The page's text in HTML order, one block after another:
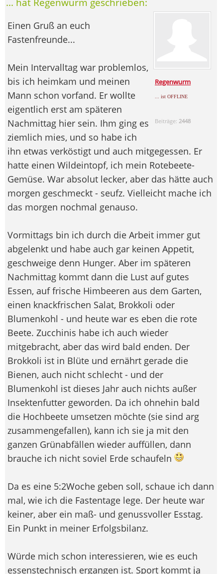
Regenwurm
... ist OFFLINE
Beiträge: 2448
Einen Gruß an euch
Fastenfreunde...
Mein Intervalltag war problemlos,
bis ich heimkam und meinen
Mann schon vorfand. Er wollte
eigentlich erst am späteren
Nachmittag hier sein. Ihm ging es
ziemlich mies, und so habe ich
ihn etwas verköstigt und auch mitgegessen. Er
hatte einen Wildeintopf, ich mein Rotebeete-
Gemüse. War absolut lecker, aber das hätte auch
morgen geschmeckt - seufz. Vielleicht mache ich
das morgen nochmal genauso.
Vormittags bin ich durch die Arbeit immer gut
abgelenkt und habe auch gar keinen Appetit,
geschweige denn Hunger. Aber im späteren
Nachmittag kommt dann die Lust auf gutes
Essen, auf frische Himbeeren aus dem Garten,
einen knackfrischen Salat, Brokkoli oder
Blumenkohl - und heute war es eben die rote
Beete. Zucchinis habe ich auch wieder
mitgebracht, aber das wird bald enden. Der
Brokkoli ist in Blüte und ernährt gerade die
Bienen, auch nicht schlecht - und der
Blumenkohl ist dieses Jahr auch nichts außer
Insektenfutter geworden. Da ich ohnehin bald
die Hochbeete umsetzen möchte (sie sind arg
zusammengefallen), kann ich sie ja mit den
ganzen Grünabfällen wieder auffüllen, dann
brauche ich nicht soviel Erde schaufeln
Da es eine 5:2Woche geben soll, schaue ich dann
mal, wie ich die Fastentage lege. Der heute war
keiner, aber ein maß- und genussvoller Esstag.
Ein Punkt in meiner Erfolgsbilanz.
Würde mich schon interessieren, wie es euch
essenstechnisch ergangen ist. Sport kommt ja